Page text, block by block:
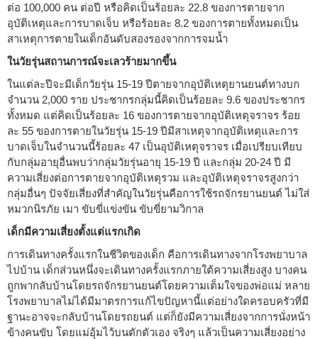
ต่อ 100,000 คน ต่อปี หรือคิดเป็นร้อยละ 22.8 ของการตายจาก
อุบัติเหตุและการบาดเจ็บ หรือร้อยละ 8.2 ของการตายทั้งหมดเป็น
สาเหตุการตายในเด็กอันดับสองรองจากการจมน้ำ
ในวัยรุ่นสถานการณ์จะเลวร้ายมากขึ้น
ในแต่ละปีจะมีเด็กวัยรุ่น 15-19 ปีตายจากอุบัติเหตุยานยนต์ทางบก
จำนวน 2,000 ราย ประชากรกลุ่มนี้คิดเป็นร้อยละ 9.6 ของประชากร
ทั้งหมด แต่คิดเป็นร้อยละ 16 ของการตายจากอุบัติเหตุจราจร ร้อย
ละ 55 ของการตายในวัยรุ่น 15-19 ปีมีสาเหตุจากอุบัติเหตุและการ
บาดเจ็บในจำนวนนี้ร้อยละ 47 เป็นอุบัติเหตุจราจร เมื่อเปรียบเทียบ
กับกลุ่มอายุอื่นพบว่ากลุ่มวัยรุ่นอายุ 15-19 ปี และกลุ่ม 20-24 ปี มี
ความเสี่ยงต่อการตายจากอุบัติเหตุรวม และอุบัติเหตุจราจรสูงกว่า
กลุ่มอื่นๆ ปัจจัยเสี่ยงที่สำคัญในวัยรุ่นคือการใช้รถจักรยานยนต์ ไม่ใส่
หมวกนิรภัย เมา ขับขี่แข่งขัน ขับขี่ยามวิกาล
เด็กมีความเสี่ยงตั้งแต่แรกเกิด
การเดินทางครั้งแรกในชีวิตของเด็ก คือการเดินทางจากโรงพยาบาล
ไปบ้าน เด็กส่วนหนึ่งจะเดินทางครั้งแรกภายใต้ความเสี่ยงสูง บางคน
ถูกพากลับบ้านโดยรถจักรยานยนต์โดยความเต็มใจของพ่อแม่ หลาย
โรงพยาบาลไม่ได้มีมาตรการแก้ไขปัญหานี้แต่อย่างใดครอบครัวที่มี
ฐานะอาจจะกลับบ้านโดยรถยนต์ แต่ก็ยังมีความเสี่ยงจากการนั่งหน้า
ข้างคนขับ โดยแม่อุ้มไว้บนตักตัวเอง จริงๆ แล้วเป็นความเสี่ยงอย่าง